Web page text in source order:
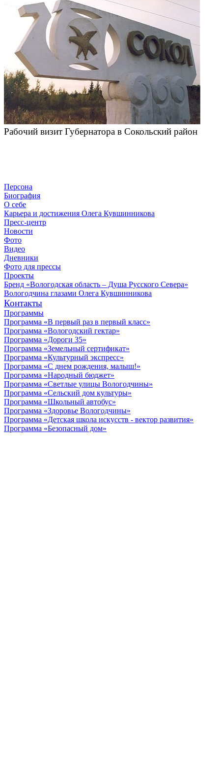
Рабочий визит Губернатора в Сокольский район
Персона
Биография
О себе
Карьера и достижения Олега Кувшинникова
Пресс-центр
Новости
Фото
Видео
Дневники
Фото для прессы
Проекты
Бренд «Вологодская область – Душа Русского Севера»
Вологодчина глазами Олега Кувшинникова
Контакты
Программы
Программа «В первый раз в первый класс»
Программа «Вологодский гектар»
Программа «Дороги 35»
Программа «Земельный сертификат»
Программа «Культурный экспресс»
Программа «С днем рождения, малыш!»
Программа «Народный бюджет»
Программа «Светлые улицы Вологодчины»
Программа «Сельский дом культуры»
Программа «Школьный автобус»
Программа «Здоровье Вологодчины»
Программа «Детская школа искусств - вектор развития»
Программа «Безопасный дом»